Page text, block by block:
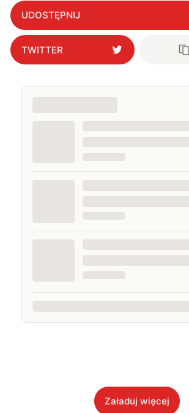
UDOSTĘPNIJ
TWITTER
Załaduj więcej